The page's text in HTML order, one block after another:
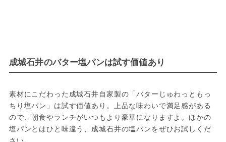
成城石井のバター塩パンは試す価値あり
素材にこだわった成城石井自家製の「バターじゅわっともっ
ちり塩パン」は試す価値あり。上品な味わいで満足感がある
ので、朝食やランチがいつもより豪華になりますよ。ほかの
塩パンとはひと味違う、成城石井の塩パンをぜひお試しくだ
さい。